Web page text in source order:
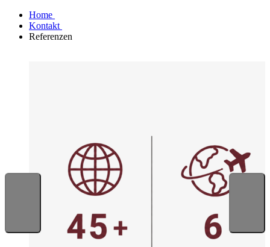
Home
Kontakt
Referenzen